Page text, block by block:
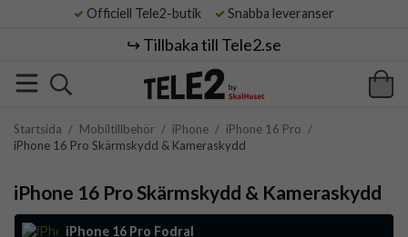
Officiell Tele2-butik Snabba leveranser
↪️ Tillbaka till Tele2.se
Startsida / Mobiltillbehör / iPhone / iPhone 16 Pro /
iPhone 16 Pro Skärmskydd & Kameraskydd
iPhone 16 Pro Skärmskydd & Kameraskydd
iPhone 16 Pro Fodral